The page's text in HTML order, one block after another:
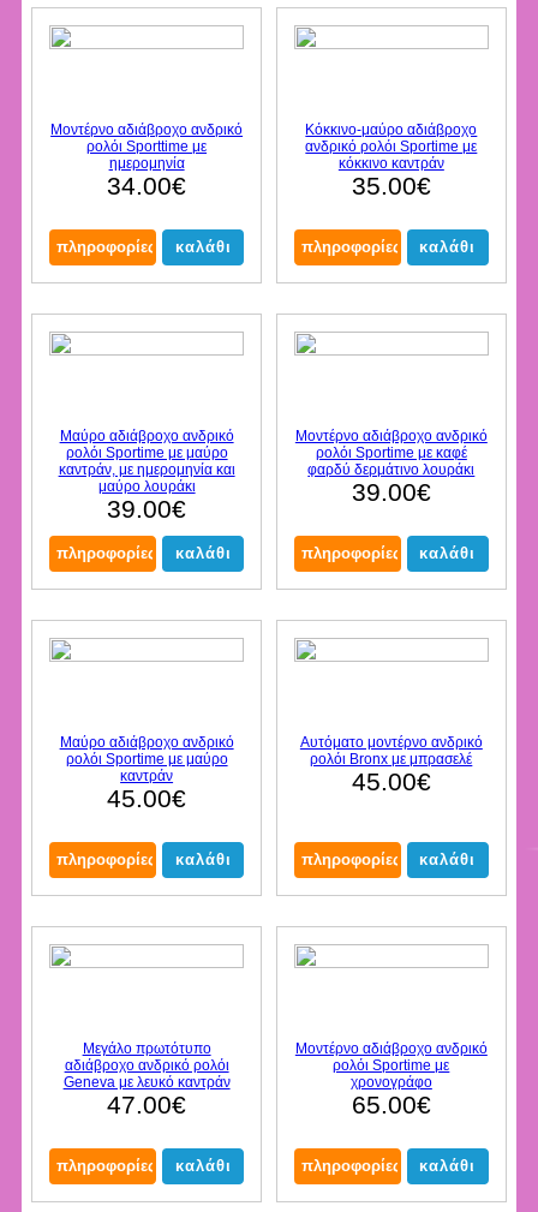
Μοντέρνο αδιάβροχο ανδρικό
ρολόι Sporttime με
ημερομηνία
34.00€
Κόκκινο-μαύρο αδιάβροχο
ανδρικό ρολόι Sportime με
κόκκινο καντράν
35.00€
Μαύρο αδιάβροχο ανδρικό
ρολόι Sportime με μαύρο
καντράν, με ημερομηνία και
μαύρο λουράκι
39.00€
Μοντέρνο αδιάβροχο ανδρικό
ρολόι Sportime με καφέ
φαρδύ δερμάτινο λουράκι
39.00€
Μαύρο αδιάβροχο ανδρικό
ρολόι Sportime με μαύρο
καντράν
45.00€
Αυτόματο μοντέρνο ανδρικό
ρολόι Bronx με μπρασελέ
45.00€
Μεγάλο πρωτότυπο
αδιάβροχο ανδρικό ρολόι
Geneva με λευκό καντράν
47.00€
Μοντέρνο αδιάβροχο ανδρικό
ρολόι Sportime με
χρονογράφο
65.00€